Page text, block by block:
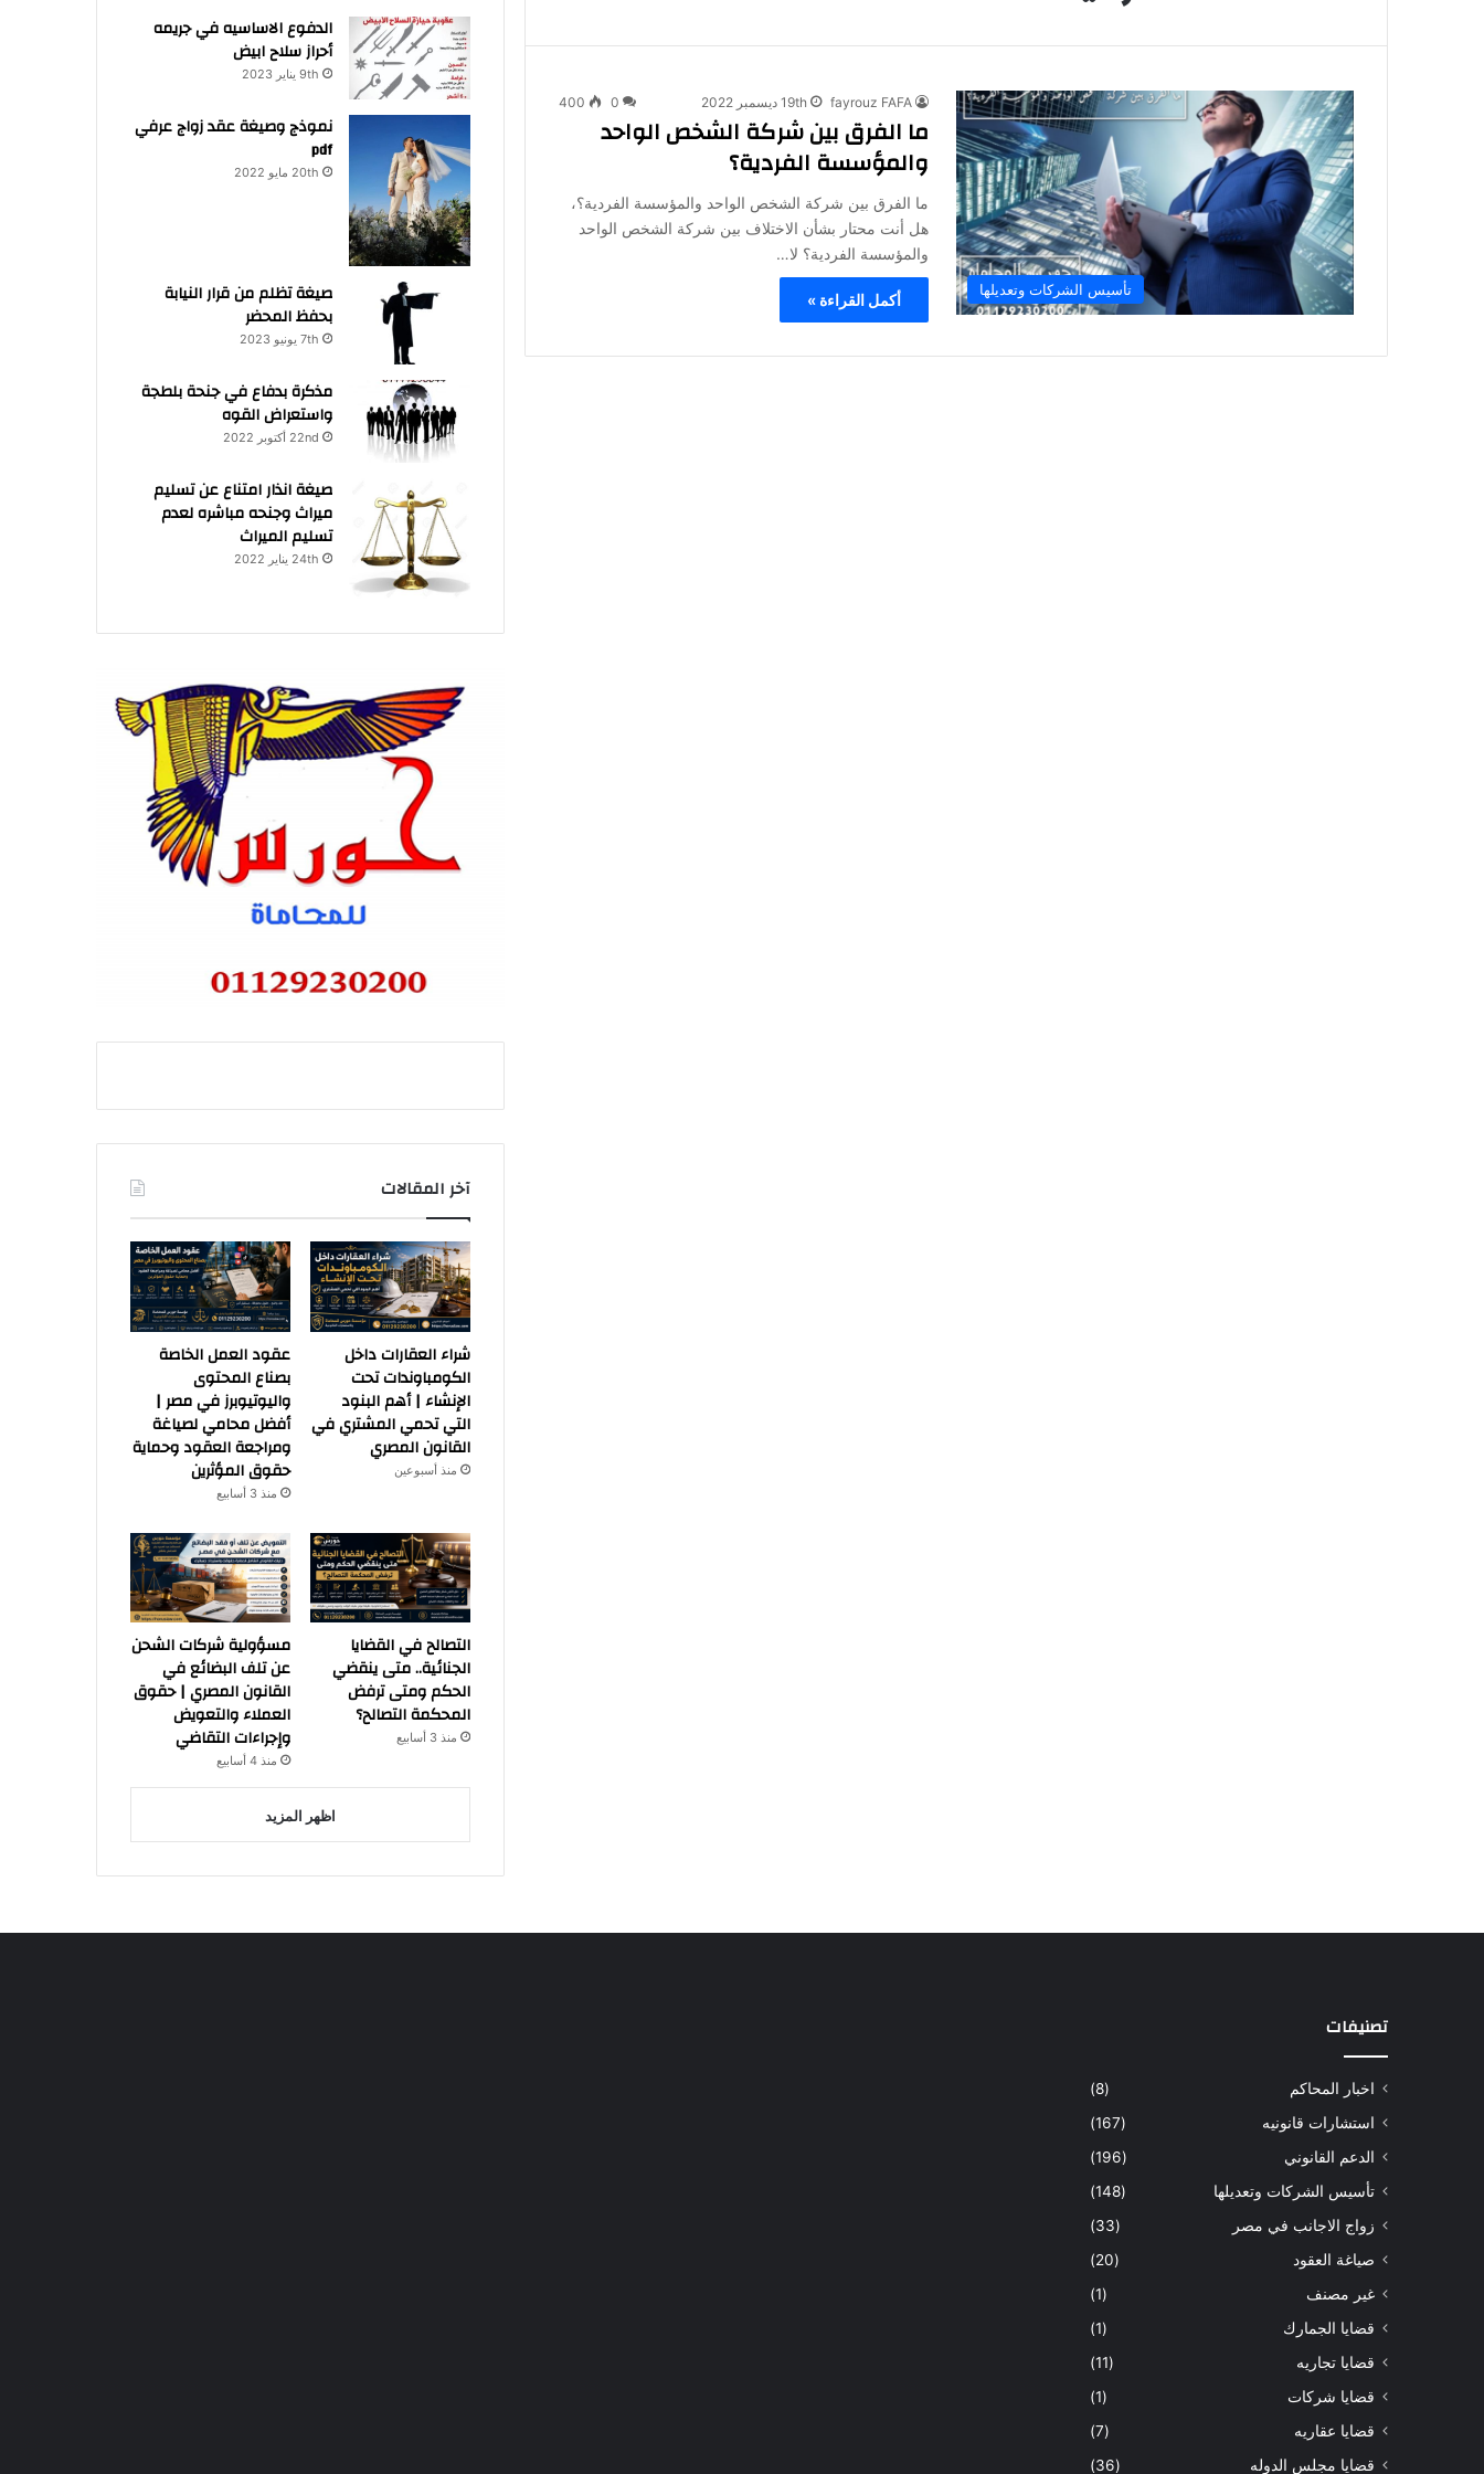
تأسيس الشركات وتعديلها
fayrouz FAFA 19th ديسمبر 2022 0
400
ما الفرق بين شركة الشخص الواحد
والمؤسسة الفردية؟
ما الفرق بين شركة الشخص الواحد والمؤسسة الفردية؟،
هل أنت محتار بشأن الاختلاف بين شركة الشخص الواحد
والمؤسسة الفردية؟ لا…
أكمل القراءة »
الدفوع الاساسيه في جريمه
أحراز سلاح ابيض
9th يناير 2023
نموذج وصيغة عقد زواج عرفي
pdf
20th مايو 2022
صيغة تظلم من قرار النيابة
بحفظ المحضر
7th يونيو 2023
مذكرة بدفاع في جنحة بلطجة
واستعراض القوه
22nd أكتوبر 2022
صيغة انذار امتناع عن تسليم
ميراث وجنحه مباشره لعدم
تسليم الميراث
24th يناير 2022
آخر المقالات
شراء العقارات داخل
الكومباوندات تحت
الإنشاء | أهم البنود
التي تحمي المشتري في
القانون المصري
منذ أسبوعين
عقود العمل الخاصة
بصناع المحتوى
واليوتيوبرز في مصر |
أفضل محامي لصياغة
ومراجعة العقود وحماية
حقوق المؤثرين
منذ 3 أسابيع
التصالح في القضايا
الجنائية.. متى ينقضي
الحكم ومتى ترفض
المحكمة التصالح؟
منذ 3 أسابيع
مسؤولية شركات الشحن
عن تلف البضائع في
القانون المصري | حقوق
العملاء والتعويض
وإجراءات التقاضي
منذ 4 أسابيع
اظهر المزيد
تصنيفات
اخبار المحاكم
(8)
استشارات قانونيه
(167)
الدعم القانوني
(196)
تأسيس الشركات وتعديلها
(148)
زواج الاجانب في مصر
(33)
صياغة العقود
(20)
غير مصنف
(1)
قضايا الجمارك
(1)
قضايا تجاريه
(11)
قضايا شركات
(1)
قضايا عقاريه
(7)
قضايا مجلس الدوله
(36)